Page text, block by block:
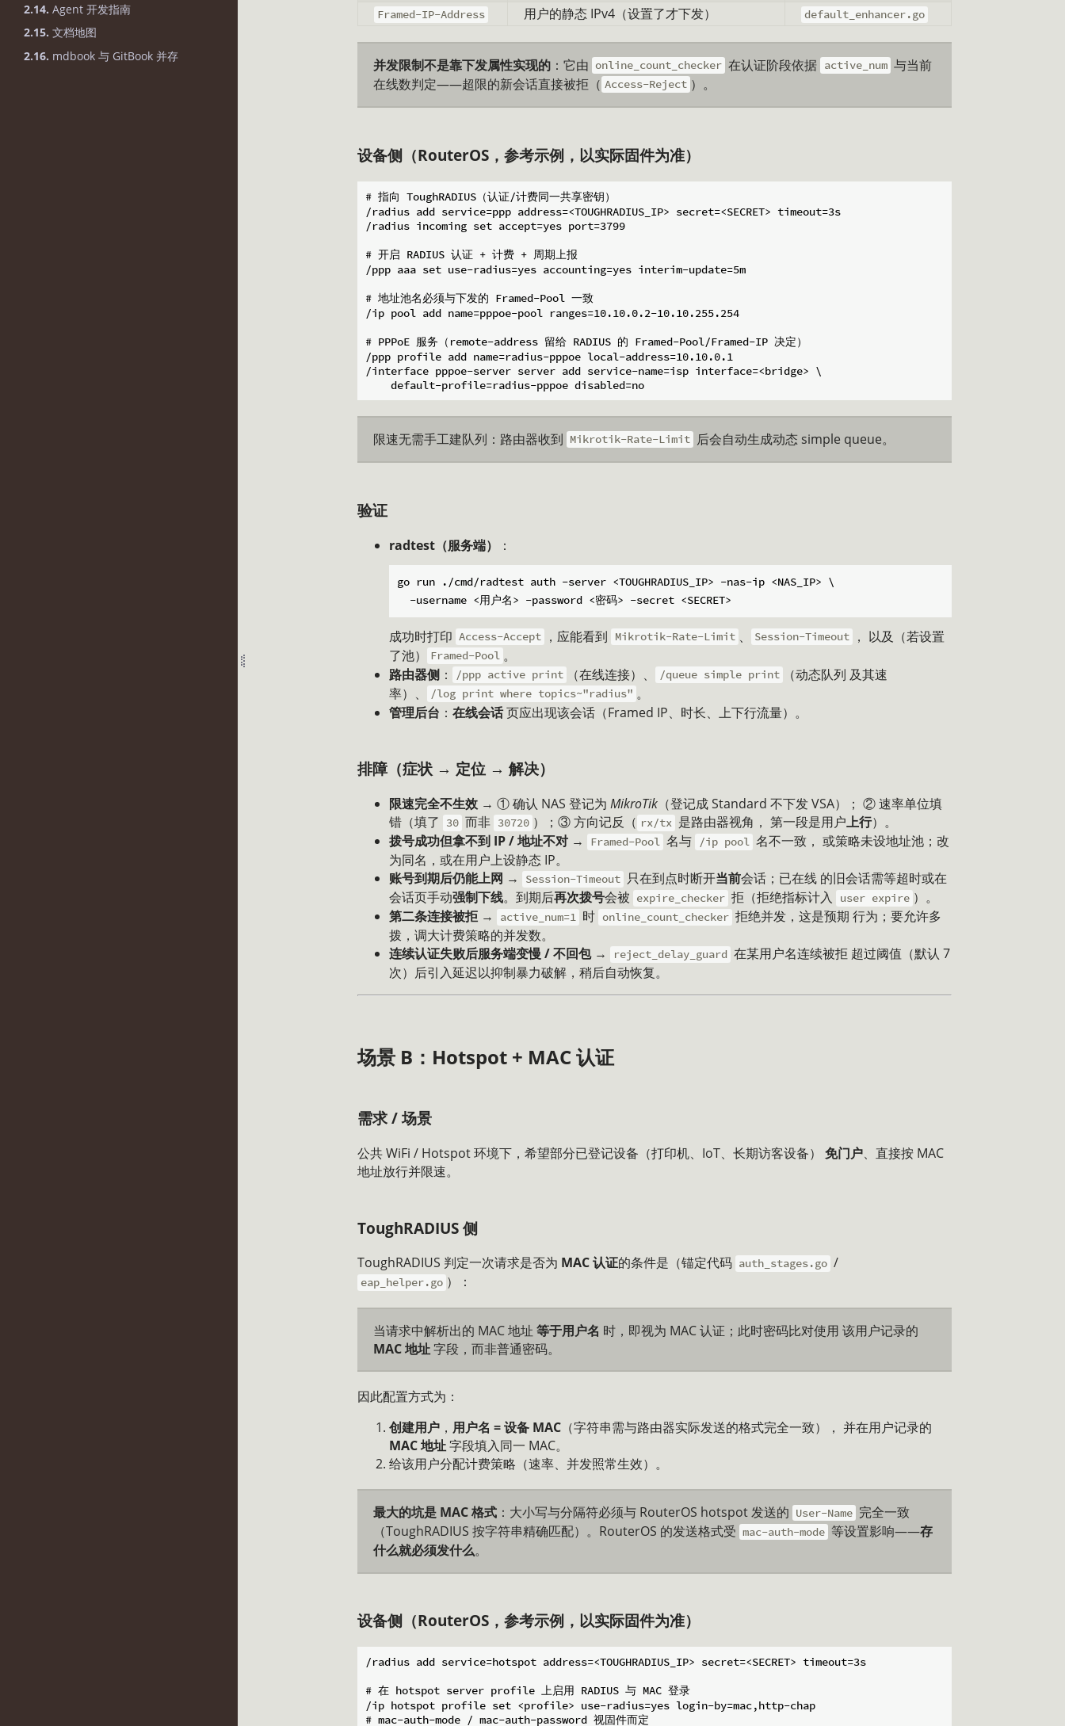
2.14. Agent 开发指南
2.15. 文档地图
2.16. mdbook 与 GitBook 并存
Framed-IP-Address 用户的静态 IPv4（设置了才下发） default_enhancer.go
并发限制不是靠下发属性实现的 ：它由 online_count_checker 在认证阶段依据 active_num 与当前
在线数判定——超限的新会话直接被拒（ Access-Reject ）。
设备侧（RouterOS，参考示例，以实际固件为准）
# 指向 ToughRADIUS（认证/计费同一共享密钥）
/radius add service=ppp address=<TOUGHRADIUS_IP> secret=<SECRET> timeout=3s
/radius incoming set accept=yes port=3799
# 开启 RADIUS 认证 + 计费 + 周期上报
/ppp aaa set use-radius=yes accounting=yes interim-update=5m
# 地址池名必须与下发的 Framed-Pool 一致
/ip pool add name=pppoe-pool ranges=10.10.0.2-10.10.255.254
# PPPoE 服务（remote-address 留给 RADIUS 的 Framed-Pool/Framed-IP 决定）
/ppp profile add name=radius-pppoe local-address=10.10.0.1
/interface pppoe-server server add service-name=isp interface=<bridge> \
限速无需手工建队列：路由器收到 Mikrotik-Rate-Limit 后会自动生成动态 simple queue。
验证
radtest（服务端） ：
go run ./cmd/radtest auth -server <TOUGHRADIUS_IP> -nas-ip <NAS_IP> \
成功时打印 Access-Accept ，应能看到 Mikrotik-Rate-Limit 、 Session-Timeout
， 以及（若设置
了池）
Framed-Pool 。
路由器侧 ： /ppp active print （在线连接）、 /queue simple print
（动态队列 及其速
率）、
/log print where topics~"radius" 。
管理后台 ： 在线会话页应出现该会话（Framed IP、时长、上下行流量）。
排障（症状 → 定位 → 解决）
限速完全不生效 → ① 确认 NAS 登记为 MikroTik （登记成 Standard 不下发 VSA）； ② 速率单位填
错（填了
30 而非 30720 ）；③ 方向记反（ rx/tx 是路由器视角， 第一段是用户上行）。
拨号成功但拿不到 IP / 地址不对 → Framed-Pool 名与 /ip pool 名不一致， 或策略未设地址池；改
为同名，或在用户上设静态 IP。
账号到期后仍能上网 → Session-Timeout 只在到点时断开当前会话；已在线 的旧会话需等超时或在
会话页手动强制下线。到期后再次拨号会被 expire_checker 拒（拒绝指标计入 user expire ）。
第二条连接被拒 → active_num=1 时 online_count_checker 拒绝并发，这是预期 行为；要允许多
拨，调大计费策略的并发数。
连续认证失败后服务端变慢 / 不回包→ reject_delay_guard 在某用户名连续被拒 超过阈值（默认 7
次）后引入延迟以抑制暴力破解，稍后自动恢复。
场景 B：Hotspot + MAC 认证
需求 / 场景
公共 WiFi / Hotspot 环境下，希望部分已登记设备（打印机、IoT、长期访客设备） 免门户、直接按 MAC
地址放行并限速。
ToughRADIUS 侧
ToughRADIUS 判定一次请求是否为 MAC 认证的条件是（锚定代码 auth_stages.go /
eap_helper.go ）：
当请求中解析出的 MAC 地址 等于用户名 时，即视为 MAC 认证；此时密码比对使用 该用户记录的
MAC 地址字段，而非普通密码。
因此配置方式为：
创建用户 ， 用户名 = 设备 MAC （字符串需与路由器实际发送的格式完全一致）， 并在用户记录的
MAC 地址字段填入同一 MAC。
给该用户分配计费策略（速率、并发照常生效）。
最大的坑是 MAC 格式 ：大小写与分隔符必须与 RouterOS hotspot 发送的 User-Name 完全一致
（ToughRADIUS 按字符串精确匹配）。RouterOS 的发送格式受 mac-auth-mode 等设置影响——存
什么就必须发什么。
设备侧（RouterOS，参考示例，以实际固件为准）
/radius add service=hotspot address=<TOUGHRADIUS_IP> secret=<SECRET> timeout=3s
# 在 hotspot server profile 上启用 RADIUS 与 MAC 登录
/ip hotspot profile set <profile> use-radius=yes login-by=mac,http-chap